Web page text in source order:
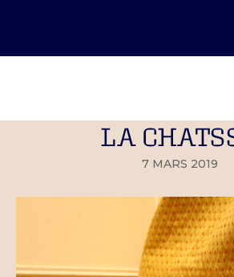
LA
7 MARS 2019